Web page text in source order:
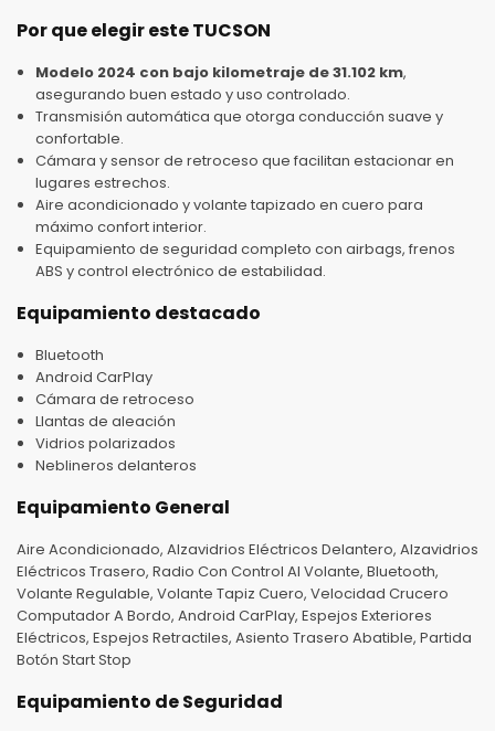
Por que elegir este TUCSON
Modelo 2024 con bajo kilometraje de 31.102 km,
asegurando buen estado y uso controlado.
Transmisión automática que otorga conducción suave y
confortable.
Cámara y sensor de retroceso que facilitan estacionar en
lugares estrechos.
Aire acondicionado y volante tapizado en cuero para
máximo confort interior.
Equipamiento de seguridad completo con airbags, frenos
ABS y control electrónico de estabilidad.
Equipamiento destacado
Bluetooth
Android CarPlay
Cámara de retroceso
Llantas de aleación
Vidrios polarizados
Neblineros delanteros
Equipamiento General
Aire Acondicionado, Alzavidrios Eléctricos Delantero, Alzavidrios
Eléctricos Trasero, Radio Con Control Al Volante, Bluetooth,
Volante Regulable, Volante Tapiz Cuero, Velocidad Crucero
Computador A Bordo, Android CarPlay, Espejos Exteriores
Eléctricos, Espejos Retractiles, Asiento Trasero Abatible, Partida
Botón Start Stop
Equipamiento de Seguridad